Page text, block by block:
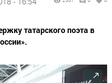
татарского поэта в